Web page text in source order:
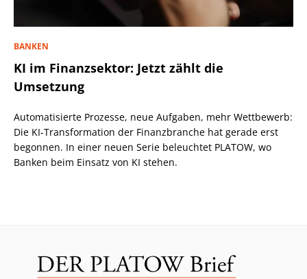
BANKEN
KI im Finanzsektor: Jetzt zählt die
Umsetzung
Automatisierte Prozesse, neue Aufgaben, mehr Wettbewerb:
Die KI-Transformation der Finanzbranche hat gerade erst
begonnen. In einer neuen Serie beleuchtet PLATOW, wo
Banken beim Einsatz von KI stehen.